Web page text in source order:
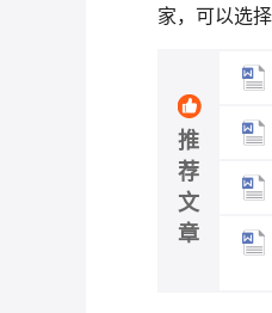
家，可以选
推
荐
文
章